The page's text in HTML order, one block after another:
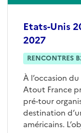
Etats-Unis
2027
RENCONTRES
À l’occasion
Atout France
pré-tour
destination
américains.